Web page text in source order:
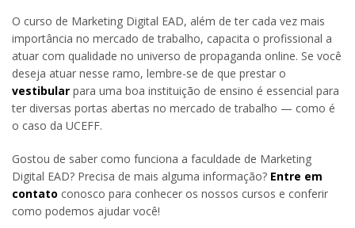
O curso de Marketing Digital EAD, além de ter cada vez mais
importância no mercado de trabalho, capacita o profissional a
atuar com qualidade no universo de propaganda online. Se você
deseja atuar nesse ramo, lembre-se de que prestar o
vestibular para uma boa instituição de ensino é essencial para
ter diversas portas abertas no mercado de trabalho — como é
o caso da UCEFF.
Gostou de saber como funciona a faculdade de Marketing
Digital EAD? Precisa de mais alguma informação? Entre em
contato conosco para conhecer os nossos cursos e conferir
como podemos ajudar você!